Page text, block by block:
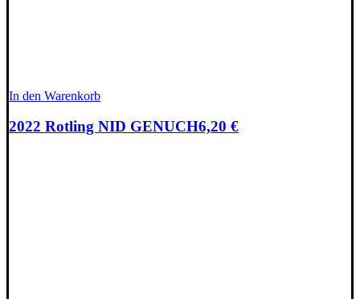
In den Warenkorb
2022 Rotling NID GENUCH6,20 €